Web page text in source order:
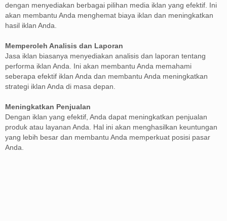
dengan menyediakan berbagai pilihan media iklan yang efektif. Ini
akan membantu Anda menghemat biaya iklan dan meningkatkan
hasil iklan Anda.
Memperoleh Analisis dan Laporan
Jasa iklan biasanya menyediakan analisis dan laporan tentang
performa iklan Anda. Ini akan membantu Anda memahami
seberapa efektif iklan Anda dan membantu Anda meningkatkan
strategi iklan Anda di masa depan.
Meningkatkan Penjualan
Dengan iklan yang efektif, Anda dapat meningkatkan penjualan
produk atau layanan Anda. Hal ini akan menghasilkan keuntungan
yang lebih besar dan membantu Anda memperkuat posisi pasar
Anda.